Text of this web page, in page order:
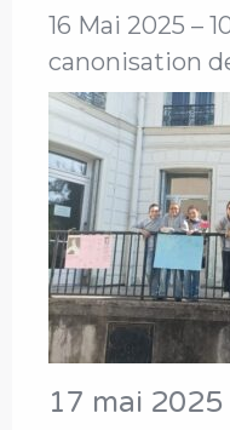
16 Mai 2025 –
canonisation
17 mai